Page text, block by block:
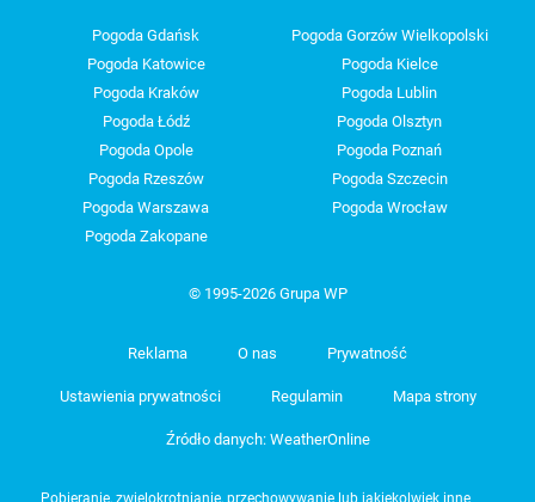
Pogoda Gdańsk
Pogoda Gorzów Wielkopolski
Pogoda Katowice
Pogoda Kielce
Pogoda Kraków
Pogoda Lublin
Pogoda Łódź
Pogoda Olsztyn
Pogoda Opole
Pogoda Poznań
Pogoda Rzeszów
Pogoda Szczecin
Pogoda Warszawa
Pogoda Wrocław
Pogoda Zakopane
© 1995-2026 Grupa WP
Reklama O nas Prywatność
Ustawienia prywatności Regulamin Mapa strony
Źródło danych: WeatherOnline
Pobieranie, zwielokrotnianie, przechowywanie lub jakiekolwiek inne